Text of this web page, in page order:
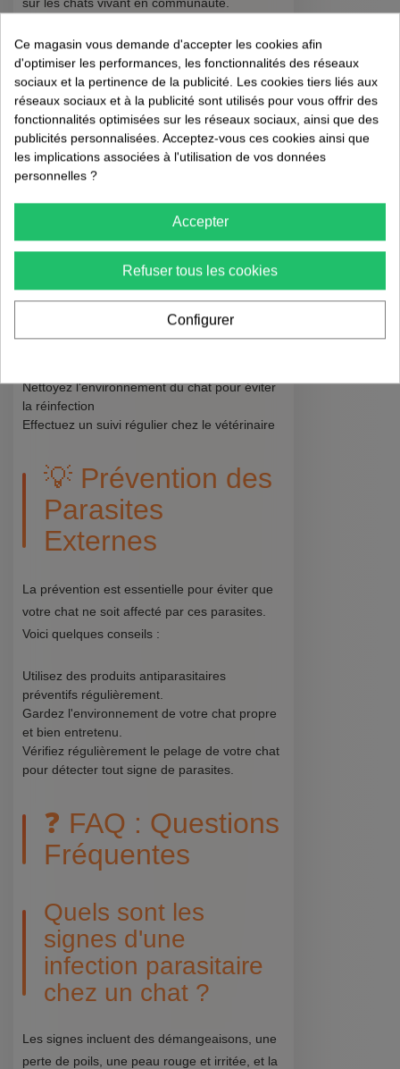
Symptômes des
Mallophages
Prurit (démangeaisons)
Pelage terne et ébouriffé
Présence de lentes ou de poux visibles sur la
fourrure
Traitement des
Mallophages
Nettoyez l'environnement du chat pour éviter
la réinfection
Effectuez un suivi régulier chez le vétérinaire
💡 Prévention des
Parasites
Externes
La prévention est essentielle pour éviter que
votre chat ne soit affecté par ces parasites.
Voici quelques conseils :
Utilisez des produits antiparasitaires
préventifs régulièrement.
Gardez l'environnement de votre chat propre
et bien entretenu.
Vérifiez régulièrement le pelage de votre chat
pour détecter tout signe de parasites.
❓ FAQ : Questions
Fréquentes
Quels sont les
signes d'une
infection parasitaire
chez un chat ?
Les signes incluent des démangeaisons, une
perte de poils, une peau rouge et irritée, et la
Ce magasin vous demande d'accepter les cookies afin
d'optimiser les performances, les fonctionnalités des réseaux
sociaux et la pertinence de la publicité. Les cookies tiers liés aux
réseaux sociaux et à la publicité sont utilisés pour vous offrir des
fonctionnalités optimisées sur les réseaux sociaux, ainsi que des
publicités personnalisées. Acceptez-vous ces cookies ainsi que
les implications associées à l'utilisation de vos données
personnelles ?
Accepter
Refuser tous les cookies
Configurer